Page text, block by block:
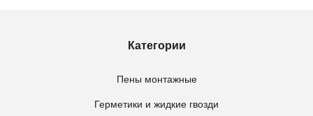
Категории
Пены монтажные
Герметики и жидкие гвозди